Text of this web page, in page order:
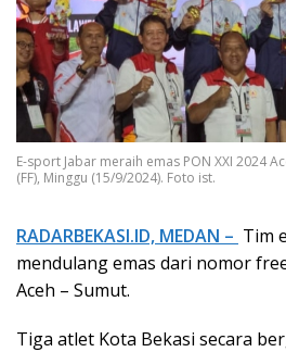
E-sport Jabar meraih emas PON XXI 2024
(FF), Minggu (15/9/2024). Foto ist.
RADARBEKASI.ID, MEDAN – Tim
mendulang emas dari nomor
Aceh – Sumut.
Tiga atlet Kota Bekasi secara